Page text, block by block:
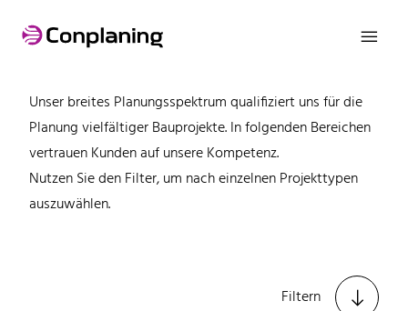

Referenzen
Unser breites Planungsspektrum qualifiziert uns für die
Planung vielfältiger Bauprojekte. In folgenden Bereichen
vertrauen Kunden auf unsere Kompetenz.
Nutzen Sie den Filter, um nach einzelnen Projekttypen
auszuwählen.
Filtern 